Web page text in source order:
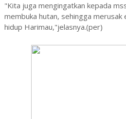
"Kita juga mengingatkan kepada
membuka hutan, sehingga merusak
hidup Harimau,"jelasnya.(per)